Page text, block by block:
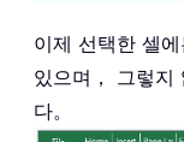
이제 선택한 셀
있으며， 그렇지
다。